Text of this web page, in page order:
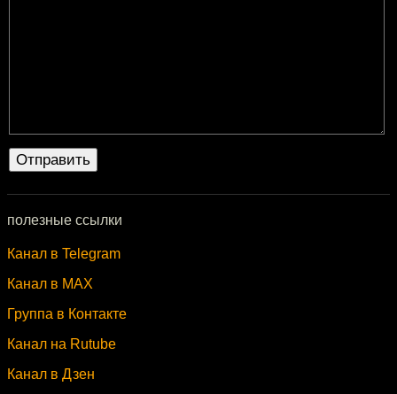
полезные ссылки
Канал в Telegram
Канал в MAX
Группа в Контакте
Канал на Rutube
Канал в Дзен